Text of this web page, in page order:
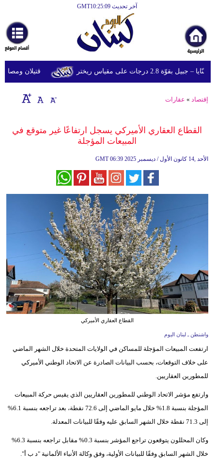
آخر تحديث GMT10:25:09
أخبارعاجلة
رياضة
ثقافة
إقتصاد
وموسيقى
ديكور
أخبار
إعلام
تعليم
أزياء
إسلامية
وتكنولوجيا
مدوَّنات
قتيلان ومصابون جراء 14 غارة إسرائيلية على شرق 2.8 درجات على مقياس ريختر
إقتصاد » عقارات
القطاع العقاري الأميركي يسجل ارتفاعًا غير متوقع في
المبيعات المؤجلة
GMT 06:39 2025 الأحد ,14 كانون الأول / ديسمبر
القطاع العقاري الأميركي
واشنطن ـ لبنان اليوم
ارتفعت المبيعات المؤجلة للمساكن في الولايات المتحدة خلال الشهر الماضي
على خلاف التوقعات، بحسب البيانات الصادرة عن الاتحاد الوطني الأميركي
للمطورين العقاريين.
وارتفع مؤشر الاتحاد الوطني للمطورين العقاريين الذي يقيس حركة المبيعات
المؤجلة بنسبة 1.8% خلال مايو الماضي إلى 72.6 نقطة، بعد تراجعه بنسبة 6.1%
إلى 71.3 نقطة خلال الشهر السابق عليه وفقًا للبيانات المعدلة.
وكان المحللون يتوقعون تراجع المؤشر بنسبة 0.3% مقابل تراجعه بنسبة 6.3%
خلال الشهر السابق وفقًا للبيانات الأولية، وفق وكالة الأنباء الألمانية "د ب أ".